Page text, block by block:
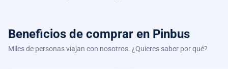
Beneficios de comprar en Pinbus
Miles de personas viajan con nosotros. ¿Quieres saber por qué?